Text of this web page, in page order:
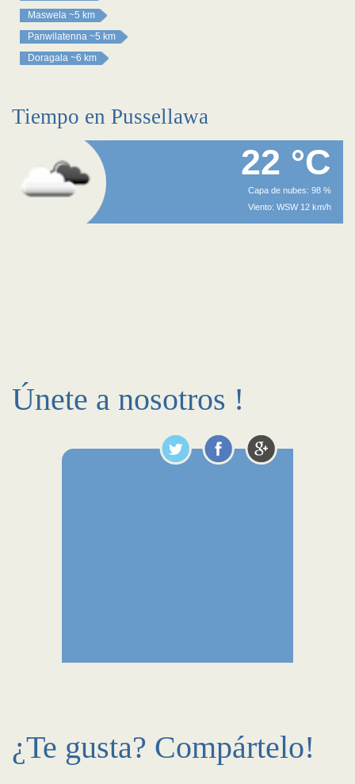
Maswela ~5 km
Panwilatenna ~5 km
Doragala ~6 km
Tiempo en Pussellawa
22 °C
Capa de nubes: 98 %
Viento: WSW 12 km/h
Únete a nosotros !
¿Te gusta? Compártelo!